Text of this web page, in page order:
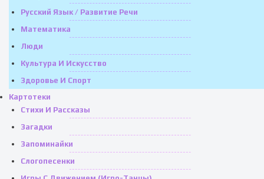
Русский Язык / Развитие Речи
Математика
Люди
Культура И Искусство
Здоровье И Спорт
Картотеки
Стихи И Рассказы
Загадки
Запоминайки
Слогопесенки